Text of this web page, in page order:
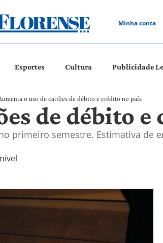
Minha conta
Esportes Cultura Publicidade
o uso de cartões de débito e crédito no país
de débito
primeiro semestre. Estimativa de